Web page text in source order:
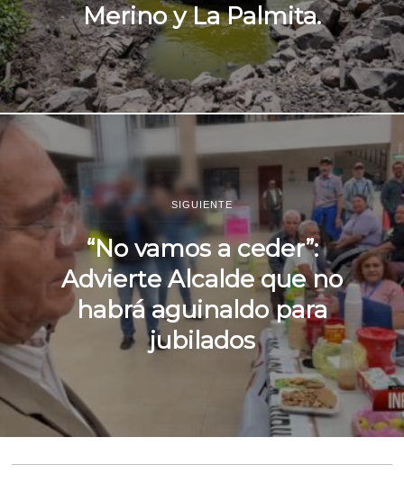
Merino y La Palmita.
SIGUIENTE
“No vamos a ceder”:
Advierte Alcalde que no
habrá aguinaldo para
jubilados